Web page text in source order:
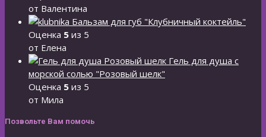
от Валентина
Бальзам для губ "Клубничный коктейль"
Оценка 5 из 5
от Елена
Гель для душа с
морской солью "Розовый шелк"
Оценка 5 из 5
от Мила
Позвольте Вам помочь